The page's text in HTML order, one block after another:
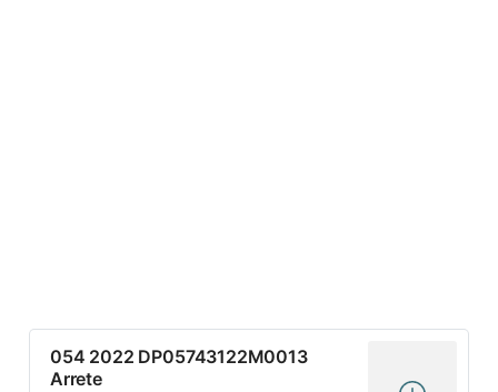
054 2022 DP05743122M0013
Arrete